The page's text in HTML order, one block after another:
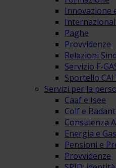
Innovazione
Paghe
Provvidenze
Relazioni
Servizio F-
Sportello
Servizi per la
Caaf e Isee
Colf e
Consulenza
Energia e
Pensioni e
Provvidenze